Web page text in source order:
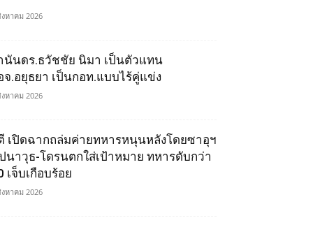
หาคม 2026
นันดร.ธวัชชัย นิมา เป็นตัวแทน
จ.อยุธยา เป็นกอท.แบบไร้คู่แข่ง
หาคม 2026
เปิดฉากถล่มค่ายทหารหนุนหลังโดยซาอุฯ
นาวุธ-โดรนตกใส่เป้าหมาย ทหารดับกว่า
เจ็บเกือบร้อย
หาคม 2026